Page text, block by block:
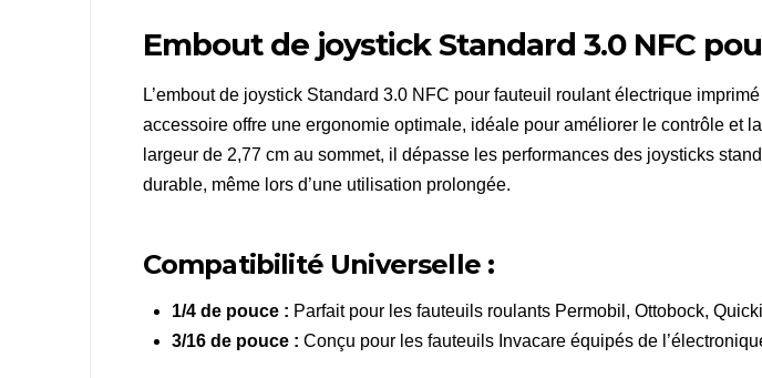
Embout de joystick Standard 3.0 NFC
L’embout de joystick Standard 3.0 NFC pour fauteuil roulant électrique
accessoire offre une ergonomie optimale, idéale pour améliorer le contrôle et
largeur de 2,77 cm au sommet, il dépasse les performances des joysticks
durable, même lors d’une utilisation prolongée.
Compatibilité Universelle :
1/4 de pouce : Parfait pour les fauteuils roulants Permobil, Ottobock,
3/16 de pouce : Conçu pour les fauteuils Invacare équipés de